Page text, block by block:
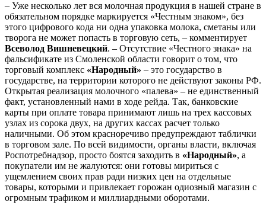
– Уже несколько лет вся молочная продукция в нашей стране в
обязательном порядке маркируется «Честным знаком», без
этого цифрового кода ни одна упаковка молока, сметаны или
творога не может попасть в торговую сеть, – комментирует
Всеволод Вишневецкий. – Отсутствие «Честного знака» на
фальсификате из Смоленской области говорит о том, что
торговый комплекс «Народный» – это государство в
государстве, на территории которого не действуют законы РФ.
Открытая реализация молочного «палева» – не единственный
факт, установленный нами в ходе рейда. Так, банковские
карты при оплате товара принимают лишь на трех кассовых
узлах из сорока двух, на других кассах расчет только
наличными. Об этом красноречиво предупреждают таблички
в торговом зале. По всей видимости, органы власти, включая
Роспотребнадзор, просто боятся заходить в «Народный», а
покупатели им не жалуются: они готовы мириться с
ущемлением своих прав ради низких цен на отдельные
товары, которыми и привлекает горожан одиозный магазин с
огромным трафиком и миллиардными оборотами.